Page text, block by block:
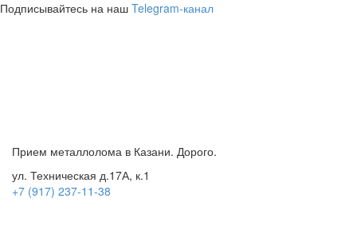
Подписывайтесь на наш Telegram-канал
Прием металлолома в Казани. Дорого.
ул. Техническая д.17А, к.1
+7 (917) 237-11-38